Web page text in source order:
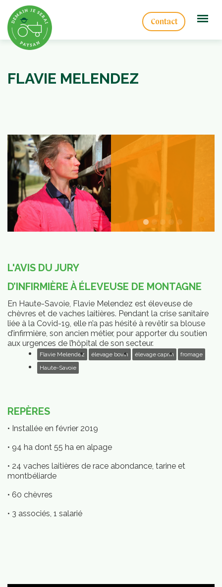
Contact
FLAVIE MELENDEZ
L'AVIS DU JURY
D’INFIRMIÈRE À ÉLEVEUSE DE MONTAGNE
En Haute-Savoie, Flavie Melendez est éleveuse de
chèvres et de vaches laitières. Pendant la crise sanitaire
liée à la Covid-19, elle n’a pas hésité à revêtir sa blouse
d’infirmière, son ancien métier, pour apporter du soutien
aux urgences de l’hôpital de son secteur.
Flavie Melendez élevage bovin élevage caprin
fromage
Haute-Savoie
REPÈRES
• Installée en février 2019
• 94 ha dont 55 ha en alpage
• 24 vaches laitières de race abondance, tarine et
montbéliarde
• 60 chèvres
• 3 associés, 1 salarié